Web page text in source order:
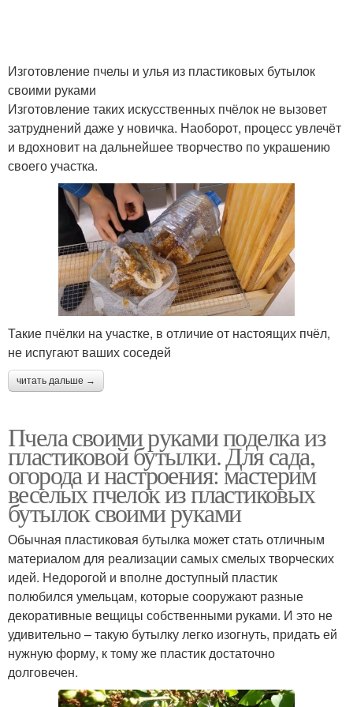
Изготовление пчелы и улья из пластиковых бутылок
своими руками
Изготовление таких искусственных пчёлок не вызовет
затруднений даже у новичка. Наоборот, процесс увлечёт
и вдохновит на дальнейшее творчество по украшению
своего участка.
Такие пчёлки на участке, в отличие от настоящих пчёл,
не испугают ваших соседей
читать дальше →
Пчела своими руками поделка из
пластиковой бутылки. Для сада,
огорода и настроения: мастерим
веселых пчелок из пластиковых
бутылок своими руками
Обычная пластиковая бутылка может стать отличным
материалом для реализации самых смелых творческих
идей. Недорогой и вполне доступный пластик
полюбился умельцам, которые сооружают разные
декоративные вещицы собственными руками. И это не
удивительно – такую бутылку легко изогнуть, придать ей
нужную форму, к тому же пластик достаточно
долговечен.